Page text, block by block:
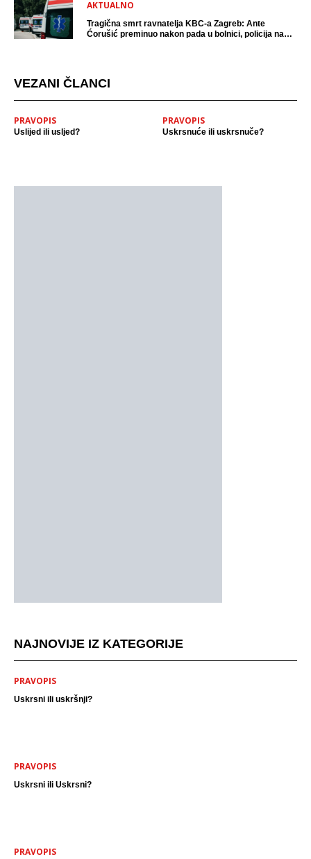
AKTUALNO
Tragična smrt ravnatelja KBC-a Zagreb: Ante
Ćorušić preminuo nakon pada u bolnici, policija na
VEZANI ČLANCI
PRAVOPIS
Uslijed ili usljed?
PRAVOPIS
Uskrsnuće ili uskrsnuče?
NAJNOVIJE IZ KATEGORIJE
PRAVOPIS
Uskrsni ili uskršnji?
PRAVOPIS
Uskrsni ili Uskrsni?
PRAVOPIS